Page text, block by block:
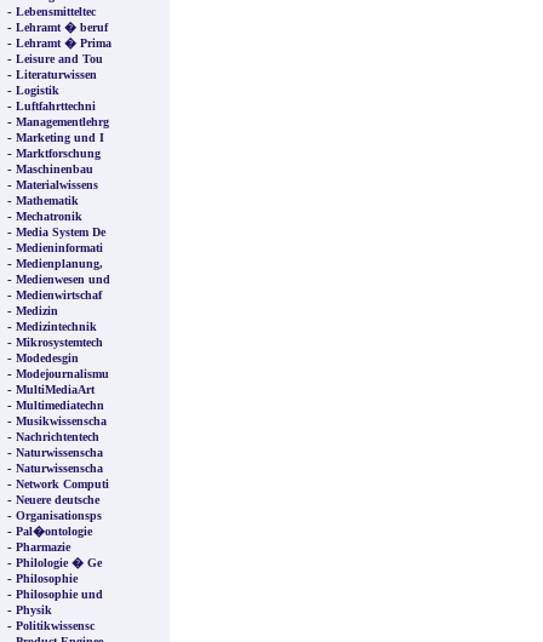
- Lebensmitteltec
- Lehramt � beruf
- Lehramt � Prima
- Leisure and Tou
- Literaturwissen
- Logistik
- Luftfahrttechni
- Managementlehrg
- Marketing und I
- Marktforschung
- Maschinenbau
- Materialwissens
- Mathematik
- Mechatronik
- Media System De
- Medieninformati
- Medienplanung,
- Medienwesen und
- Medienwirtschaf
- Medizin
- Medizintechnik
- Mikrosystemtech
- Modedesgin
- Modejournalismu
- MultiMediaArt
- Multimediatechn
- Musikwissenscha
- Nachrichtentech
- Naturwissenscha
- Naturwissenscha
- Network Computi
- Neuere deutsche
- Organisationsps
- Pal�ontologie
- Pharmazie
- Philologie � Ge
- Philosophie
- Philosophie und
- Physik
- Politikwissensc